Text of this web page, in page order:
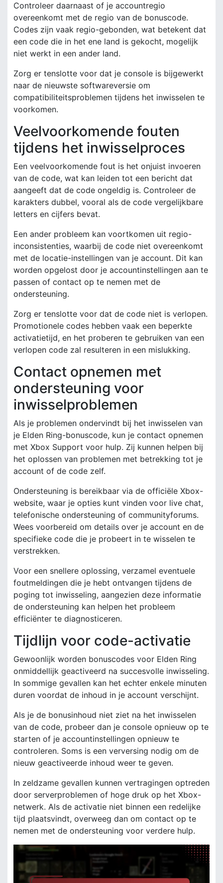
Controleer daarnaast of je accountregio
overeenkomt met de regio van de bonuscode.
Codes zijn vaak regio-gebonden, wat betekent dat
een code die in het ene land is gekocht, mogelijk
niet werkt in een ander land.
Zorg er tenslotte voor dat je console is bijgewerkt
naar de nieuwste softwareversie om
compatibiliteitsproblemen tijdens het inwisselen te
voorkomen.
Veelvoorkomende fouten
tijdens het inwisselproces
Een veelvoorkomende fout is het onjuist invoeren
van de code, wat kan leiden tot een bericht dat
aangeeft dat de code ongeldig is. Controleer de
karakters dubbel, vooral als de code vergelijkbare
letters en cijfers bevat.
Een ander probleem kan voortkomen uit regio-
inconsistenties, waarbij de code niet overeenkomt
met de locatie-instellingen van je account. Dit kan
worden opgelost door je accountinstellingen aan te
passen of contact op te nemen met de
ondersteuning.
Zorg er tenslotte voor dat de code niet is verlopen.
Promotionele codes hebben vaak een beperkte
activatietijd, en het proberen te gebruiken van een
verlopen code zal resulteren in een mislukking.
Contact opnemen met
ondersteuning voor
inwisselproblemen
Als je problemen ondervindt bij het inwisselen van
je Elden Ring-bonuscode, kun je contact opnemen
met Xbox Support voor hulp. Zij kunnen helpen bij
het oplossen van problemen met betrekking tot je
account of de code zelf.
Ondersteuning is bereikbaar via de officiële Xbox-
website, waar je opties kunt vinden voor live chat,
telefonische ondersteuning of communityforums.
Wees voorbereid om details over je account en de
specifieke code die je probeert in te wisselen te
verstrekken.
Voor een snellere oplossing, verzamel eventuele
foutmeldingen die je hebt ontvangen tijdens de
poging tot inwisseling, aangezien deze informatie
de ondersteuning kan helpen het probleem
efficiënter te diagnosticeren.
Tijdlijn voor code-activatie
Gewoonlijk worden bonuscodes voor Elden Ring
onmiddellijk geactiveerd na succesvolle inwisseling.
In sommige gevallen kan het echter enkele minuten
duren voordat de inhoud in je account verschijnt.
Als je de bonusinhoud niet ziet na het inwisselen
van de code, probeer dan je console opnieuw op te
starten of je accountinstellingen opnieuw te
controleren. Soms is een verversing nodig om de
nieuw geactiveerde inhoud weer te geven.
In zeldzame gevallen kunnen vertragingen optreden
door serverproblemen of hoge druk op het Xbox-
netwerk. Als de activatie niet binnen een redelijke
tijd plaatsvindt, overweeg dan om contact op te
nemen met de ondersteuning voor verdere hulp.